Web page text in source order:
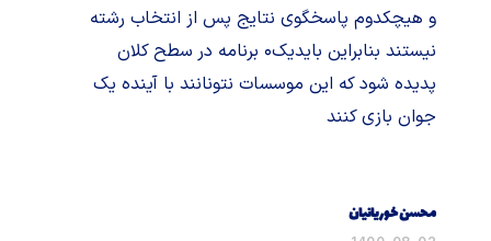
و هیچکدوم پاسخگوی نتایج پس از انتخاب رشته
نیستند بنابراین بایدیک۰ برنامه در سطح کلان
پدیده شود که این موسسات نتونانند با آینده یک
جوان بازی کنند
محسن خوریانیان